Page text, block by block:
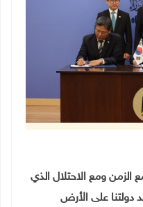
الزمن ومع الاحتلال الذي
دولتنا على الأرض